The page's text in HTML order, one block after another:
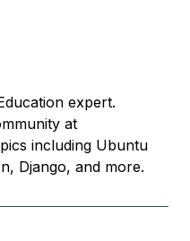
expert.
at
including Ubuntu
Django, and more.